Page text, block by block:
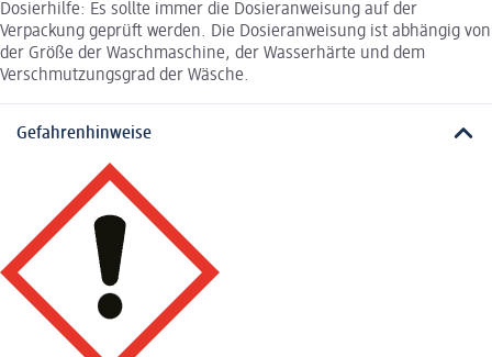
Dosierhilfe: Es sollte immer die Dosieranweisung auf der
Verpackung geprüft werden. Die Dosieranweisung ist abhängig von
der Größe der Waschmaschine, der Wasserhärte und dem
Verschmutzungsgrad der Wäsche.
Gefahrenhinweise